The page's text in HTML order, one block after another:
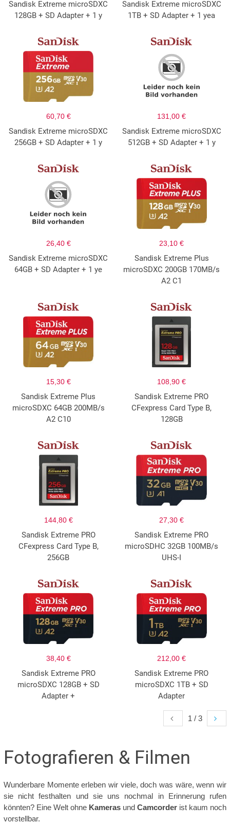
Sandisk Extreme microSDXC
128GB + SD Adapter + 1 y
Sandisk Extreme microSDXC
1TB + SD Adapter + 1 yea
60,70 €
Sandisk Extreme microSDXC
256GB + SD Adapter + 1 y
131,00 €
Sandisk Extreme microSDXC
512GB + SD Adapter + 1 y
26,40 €
Sandisk Extreme microSDXC
64GB + SD Adapter + 1 ye
23,10 €
Sandisk Extreme Plus
microSDXC 200GB 170MB/s
A2 C1
15,30 €
Sandisk Extreme Plus
microSDXC 64GB 200MB/s
A2 C10
108,90 €
Sandisk Extreme PRO
CFexpress Card Type B,
128GB
144,80 €
Sandisk Extreme PRO
CFexpress Card Type B,
256GB
27,30 €
Sandisk Extreme PRO
microSDHC 32GB 100MB/s
UHS-I
38,40 €
Sandisk Extreme PRO
microSDXC 128GB + SD
Adapter +
212,00 €
Sandisk Extreme PRO
microSDXC 1TB + SD
Adapter
1 / 3
Fotografieren & Filmen
Wunderbare Momente erleben wir viele, doch was wäre, wenn wir
sie nicht festhalten und sie uns nochmal in Erinnerung rufen
könnten? Eine Welt ohne Kameras und Camcorder ist kaum noch
vorstellbar.